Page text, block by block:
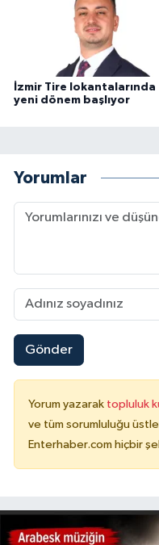
İzmir Tire lokantalarında
yeni dönem başlıyor
Yorumlar
Gönder
Yorum yazarak topluluk
ve tüm sorumluluğu
Enterhaber.com hiçbir